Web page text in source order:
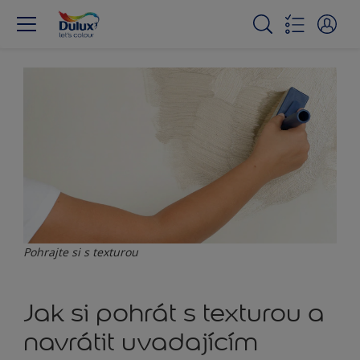
Pohrajte si s texturou
Jak si pohrát s texturou a
navrátit uvadajícím